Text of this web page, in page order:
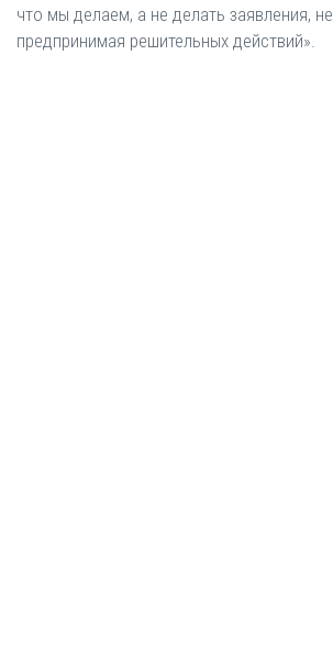
что мы делаем, а не делать заявления, не
предпринимая решительных действий».